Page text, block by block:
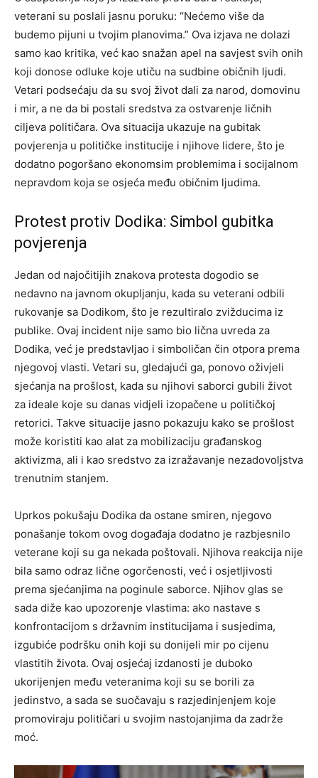
veterani su poslali jasnu poruku: “Nećemo više da
budemo pijuni u tvojim planovima.” Ova izjava ne dolazi
samo kao kritika, već kao snažan apel na savjest svih onih
koji donose odluke koje utiču na sudbine običnih ljudi.
Vetari podsećaju da su svoj život dali za narod, domovinu
i mir, a ne da bi postali sredstva za ostvarenje ličnih
ciljeva političara. Ova situacija ukazuje na gubitak
povjerenja u političke institucije i njihove lidere, što je
dodatno pogoršano ekonomsim problemima i socijalnom
nepravdom koja se osjeća među običnim ljudima.
Protest protiv Dodika: Simbol gubitka
povjerenja
Jedan od najočitijih znakova protesta dogodio se
nedavno na javnom okupljanju, kada su veterani odbili
rukovanje sa Dodikom, što je rezultiralo zvižducima iz
publike. Ovaj incident nije samo bio lična uvreda za
Dodika, već je predstavljao i simboličan čin otpora prema
njegovoj vlasti. Vetari su, gledajući ga, ponovo oživjeli
sjećanja na prošlost, kada su njihovi saborci gubili život
za ideale koje su danas vidjeli izopačene u političkoj
retorici. Takve situacije jasno pokazuju kako se prošlost
može koristiti kao alat za mobilizaciju građanskog
aktivizma, ali i kao sredstvo za izražavanje nezadovoljstva
trenutnim stanjem.
Uprkos pokušaju Dodika da ostane smiren, njegovo
ponašanje tokom ovog događaja dodatno je razbjesnilo
veterane koji su ga nekada poštovali. Njihova reakcija nije
bila samo odraz lične ogorčenosti, već i osjetljivosti
prema sjećanjima na poginule saborce. Njihov glas se
sada diže kao upozorenje vlastima: ako nastave s
konfrontacijom s državnim institucijama i susjedima,
izgubiće podršku onih koji su donijeli mir po cijenu
vlastitih života. Ovaj osjećaj izdanosti je duboko
ukorijenjen među veteranima koji su se borili za
jedinstvo, a sada se suočavaju s razjedinjenjem koje
promoviraju političari u svojim nastojanjima da zadrže
moć.